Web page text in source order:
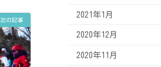
次の記事
2021年1月
2020年12月
2020年11月